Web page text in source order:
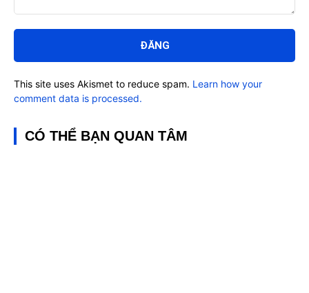
luận:
This site uses Akismet to reduce spam. Learn how your
comment data is processed.
CÓ THỂ BẠN QUAN TÂM